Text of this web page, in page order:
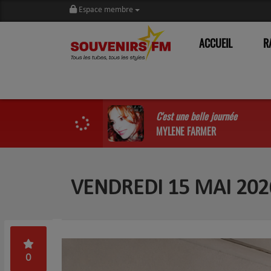
Espace membre
ACCUEIL
C'est une belle journée
MYLENE FARMER
VENDREDI 15 MAI
0